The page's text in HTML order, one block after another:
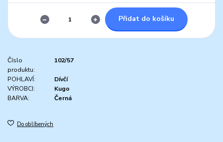
Přidat do košíku
Číslo
produktu:
102/57
POHLAVÍ:
Dívčí
VÝROBCI:
Kugo
BARVA:
Černá
Do oblíbených